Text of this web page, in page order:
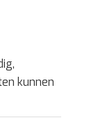
kunnen